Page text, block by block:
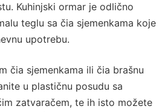
Kuhinjski ormar je odlično
teglu sa čia sjemenkama koje
upotrebu.
čia sjemenkama ili čia brašnu
u plastičnu posudu sa
zatvaračem, te ih isto možete